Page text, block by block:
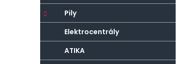
Pily
Elektrocentrály
ATIKA